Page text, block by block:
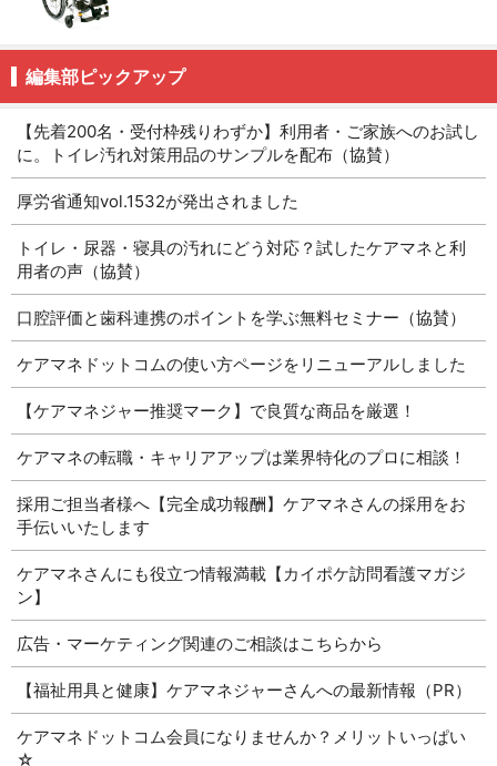
編集部ピックアップ
【先着200名・受付枠残りわずか】利用者・ご家族へのお試し
に。トイレ汚れ対策用品のサンプルを配布（協賛）
厚労省通知vol.1532が発出されました
トイレ・尿器・寝具の汚れにどう対応？試したケアマネと利
用者の声（協賛）
口腔評価と歯科連携のポイントを学ぶ無料セミナー（協賛）
ケアマネドットコムの使い方ページをリニューアルしました
【ケアマネジャー推奨マーク】で良質な商品を厳選！
ケアマネの転職・キャリアアップは業界特化のプロに相談！
採用ご担当者様へ【完全成功報酬】ケアマネさんの採用をお
手伝いいたします
ケアマネさんにも役立つ情報満載【カイポケ訪問看護マガジ
ン】
広告・マーケティング関連のご相談はこちらから
【福祉用具と健康】ケアマネジャーさんへの最新情報（PR）
ケアマネドットコム会員になりませんか？メリットいっぱい
☆